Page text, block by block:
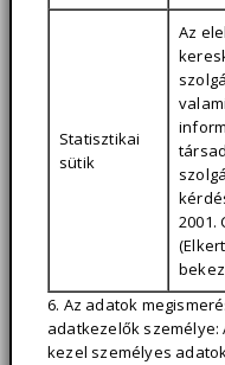
Statisztikai
sütik
Az
2001.
6. Az adatok
adatkezelők személye:
kezel személyes